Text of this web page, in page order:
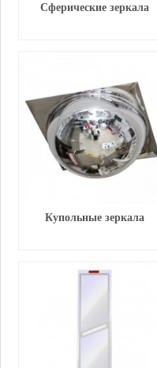
Сферические зеркала
Купольные зеркала